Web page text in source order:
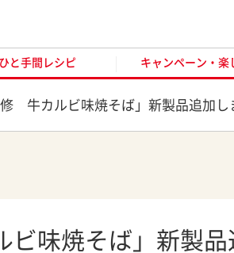
ひと手間レシピ キャンペーン・楽
修 牛カルビ味焼そば」新製品追加し
味焼そば」新製品